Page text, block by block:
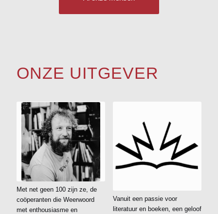
ONZE UITGEVER
Met net geen 100 zijn ze, de
coöperanten die Weerwoord
met enthousiasme en
Vanuit een passie voor
literatuur en boeken, een geloof